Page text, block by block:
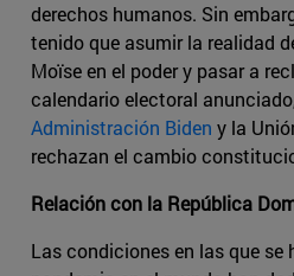
derechos humanos. Sin
tenido que asumir la realidad
Moïse en el poder y pasar a
calendario electoral
Administración Biden y la
rechazan el cambio
Relación con la República
Las condiciones en las que se